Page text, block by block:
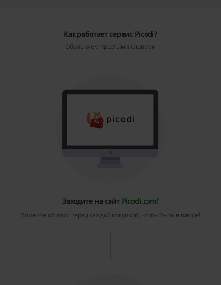
Как работает сервис Picodi?
Объясняем простыми словами
Заходите на сайт Picodi.com!
Помните об этом перед каждой покупкой, чтобы быть в плюсе!